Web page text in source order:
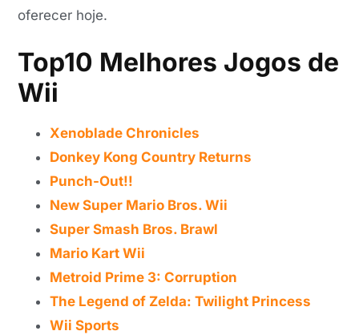
oferecer hoje.
Top10 Melhores Jogos de
Wii
Xenoblade Chronicles
Donkey Kong Country Returns
Punch-Out!!
New Super Mario Bros. Wii
Super Smash Bros. Brawl
Mario Kart Wii
Metroid Prime 3: Corruption
The Legend of Zelda: Twilight Princess
Wii Sports